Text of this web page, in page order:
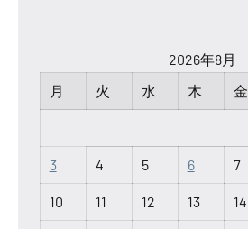
2026年8月
月
火 水 木 金
3 4 5 6 7
10 11 12 13 14